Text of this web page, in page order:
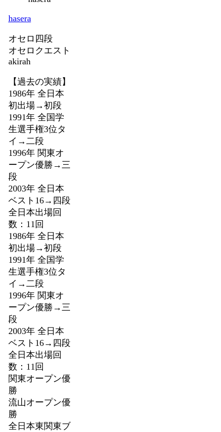
hasera
オセロ四段
オセロクエスト
akirah
【過去の実績】
1986年 全日本
初出場→初段
1991年 全国学
生選手権3位タ
イ→二段
1996年 関東オ
ープン優勝→三
段
2003年 全日本
ベスト16→四段
全日本出場回
数：11回
1986年 全日本
初出場→初段
1991年 全国学
生選手権3位タ
イ→二段
1996年 関東オ
ープン優勝→三
段
2003年 全日本
ベスト16→四段
全日本出場回
数：11回
関東オープン優
勝
流山オープン優
勝
全日本東関東ブ